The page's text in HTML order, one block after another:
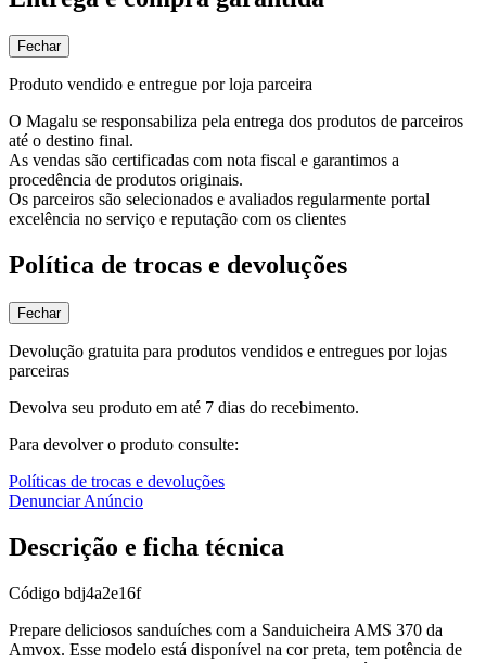
Fechar
Produto vendido e entregue por loja parceira
O Magalu se responsabiliza pela entrega dos produtos de parceiros
até o destino final.
As vendas são certificadas com nota fiscal e garantimos a
procedência de produtos originais.
Os parceiros são selecionados e avaliados regularmente portal
excelência no serviço e reputação com os clientes
Política de trocas e devoluções
Fechar
Devolução gratuita para produtos vendidos e entregues por lojas
parceiras
Devolva seu produto em até 7 dias do recebimento.
Para devolver o produto consulte:
Políticas de trocas e devoluções
Denunciar Anúncio
Descrição e ficha técnica
Código bdj4a2e16f
Prepare deliciosos sanduíches com a Sanduicheira AMS 370 da
Amvox. Esse modelo está disponível na cor preta, tem potência de